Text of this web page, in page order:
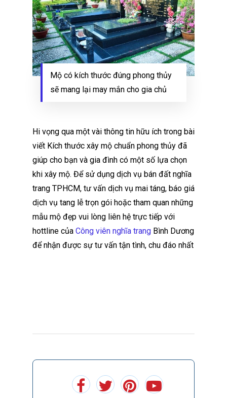
Mộ có kích thước đúng phong thủy
sẽ mang lại may mắn cho gia chủ
Hi vọng qua một vài thông tin hữu ích trong bài
viết Kích thước xây mộ chuẩn phong thủy đã
giúp cho bạn và gia đình có một số lựa chọn
khi xây mộ. Để sử dụng dịch vụ bán đất nghĩa
trang TPHCM, tư vấn dịch vụ mai táng, báo giá
dịch vụ tang lễ trọn gói hoặc tham quan những
mẫu mộ đẹp vui lòng liên hệ trực tiếp với
hottline của Công viên nghĩa trang Bình Dương
để nhận được sự tư vấn tận tình, chu đáo nhất